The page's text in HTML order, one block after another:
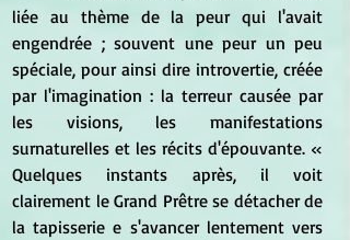
liée au thème de la peur qui l'avait
engendrée ; souvent une peur un peu
spéciale, pour ainsi dire introvertie, créée
par l'imagination : la terreur causée par
les visions, les manifestations
surnaturelles et les récits d'épouvante. «
Quelques instants après, il voit
clairement le Grand Prêtre se détacher de
la tapisserie e s'avancer lentement vers